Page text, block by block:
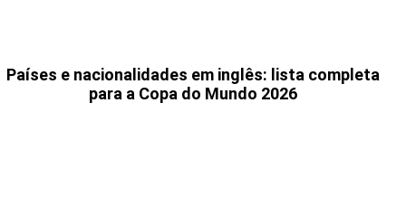
Países e nacionalidades em inglês: lista completa
para a Copa do Mundo 2026